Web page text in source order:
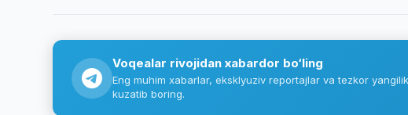
Voqealar rivojidan xabardor bo‘ling
Eng muhim xabarlar, eksklyuziv reportajlar va tezkor
kuzatib boring.